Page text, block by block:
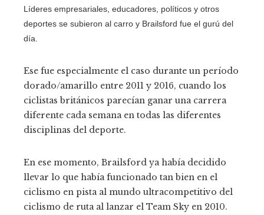
Líderes empresariales, educadores, políticos y otros
deportes se subieron al carro y Brailsford fue el gurú del
día.
Ese fue especialmente el caso durante un período
dorado/amarillo entre 2011 y 2016, cuando los
ciclistas británicos parecían ganar una carrera
diferente cada semana en todas las diferentes
disciplinas del deporte.
En ese momento, Brailsford ya había decidido
llevar lo que había funcionado tan bien en el
ciclismo en pista al mundo ultracompetitivo del
ciclismo de ruta al lanzar el Team Sky en 2010.